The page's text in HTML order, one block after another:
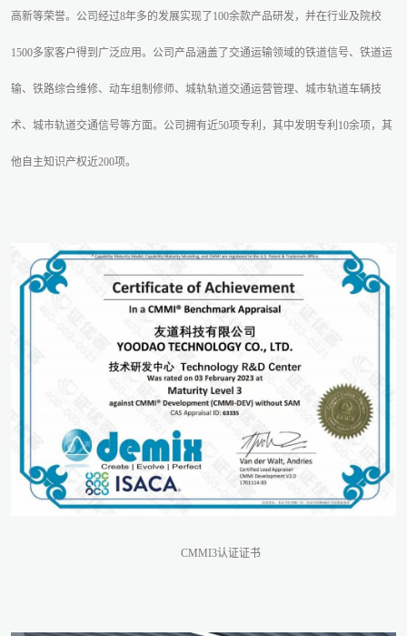
高新等荣誉。公司经过8年多的发展实现了100余款产品研发，并在行业及院校
1500多家客户得到广泛应用。公司产品涵盖了交通运输领域的铁道信号、铁道运
输、铁路综合维修、动车组制修师、城轨轨道交通运营管理、城市轨道车辆技
术、城市轨道交通信号等方面。公司拥有近50项专利，其中发明专利10余项，其
他自主知识产权近200项。
CMMI3认证证书